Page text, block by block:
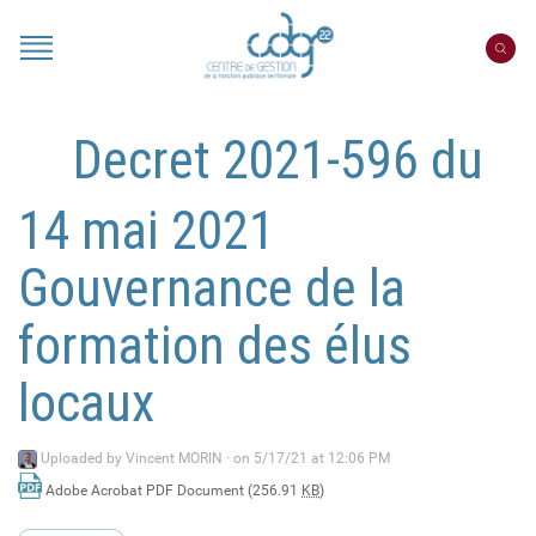
CDG
Decret 2021-596 du
14 mai 2021
Gouvernance de la
formation des élus
locaux
Uploaded by Vincent MORIN · on 5/17/21 at 12:06 PM
Adobe Acrobat PDF Document (256.91
KB)